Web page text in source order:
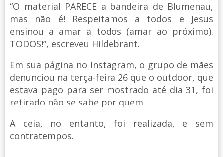
“O material PARECE a bandeira de Blumenau,
mas não é! Respeitamos a todos e Jesus
ensinou a amar a todos (amar ao próximo).
TODOS!”, escreveu Hildebrant.
Em sua página no Instagram, o grupo de mães
denunciou na terça-feira 26 que o outdoor, que
estava pago para ser mostrado até dia 31, foi
retirado não se sabe por quem.
A ceia, no entanto, foi realizada, e sem
contratempos.